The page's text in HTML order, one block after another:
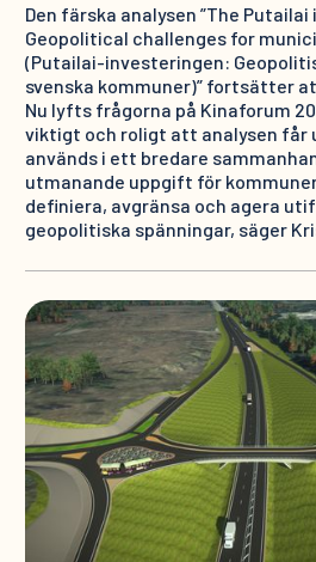
Den färska analysen ”The
Geopolitical challenges for
(Putailai-investeringen:
svenska kommuner)” fortsätter
Nu lyfts frågorna på Kinaforum
viktigt och roligt att analysen får
används i ett bredare
utmanande uppgift för
definiera, avgränsa och agera
geopolitiska spänningar, säger